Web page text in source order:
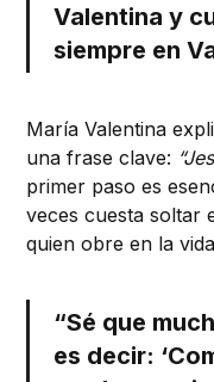
Valentina y
siempre en
María Valentina
una frase clave:
primer paso es
veces cuesta soltar
quien obre en la
“Sé que
es decir: